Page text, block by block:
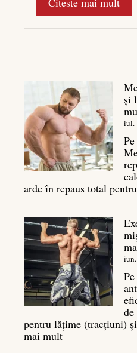
și
iul.
arde în repaus total
pentru lățime (tracțiuni)
mai mult: